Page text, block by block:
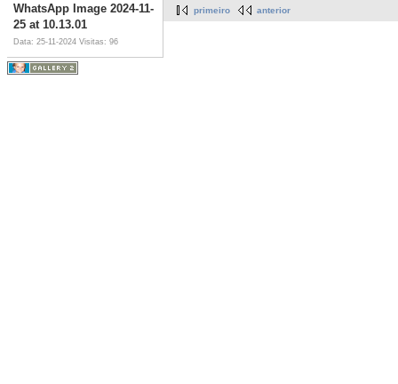
WhatsApp Image 2024-11-
25 at 10.13.01
Data: 25-11-2024 Visitas: 96
primeiro anterior